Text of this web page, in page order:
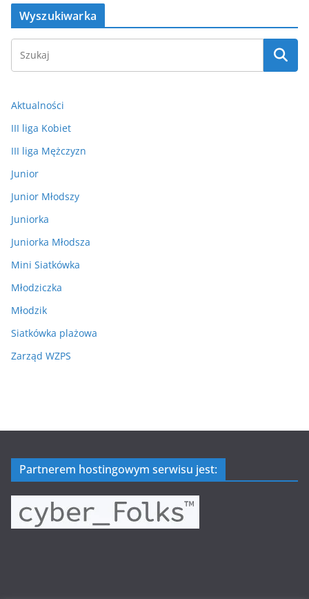
Wyszukiwarka
Aktualności
III liga Kobiet
III liga Mężczyzn
Junior
Junior Młodszy
Juniorka
Juniorka Młodsza
Mini Siatkówka
Młodziczka
Młodzik
Siatkówka plażowa
Zarząd WZPS
Partnerem hostingowym serwisu jest: